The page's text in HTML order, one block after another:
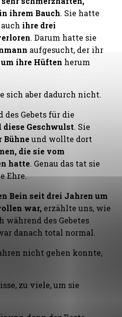
ihrem Bauch. Sie hatte
ihre drei
. Darum hatte sie
aufgesucht, der ihr
um ihre Hüften herum
sich aber dadurch nicht.
des Gebets für die
Geschwulst. Sie
Bühneund wollte dort
die sie vom
hatte. Genau das tat sie
Ehre.
Bein seit drei Jahren um
war, erzählte uns, wie
während des Gebetes
danach total normal.
nicht gehen konnte,
zu viele, um sie